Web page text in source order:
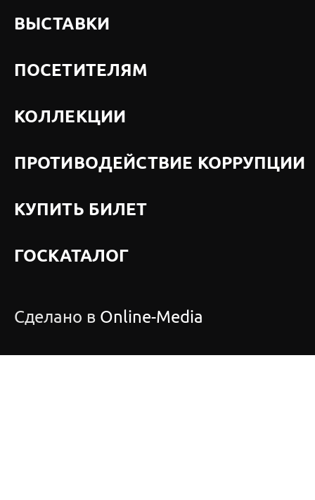
ВЫСТАВКИ
ПОСЕТИТЕЛЯМ
КОЛЛЕКЦИИ
ПРОТИВОДЕЙСТВИЕ КОРРУПЦИИ
КУПИТЬ БИЛЕТ
ГОСКАТАЛОГ
Сделано в Online-Media